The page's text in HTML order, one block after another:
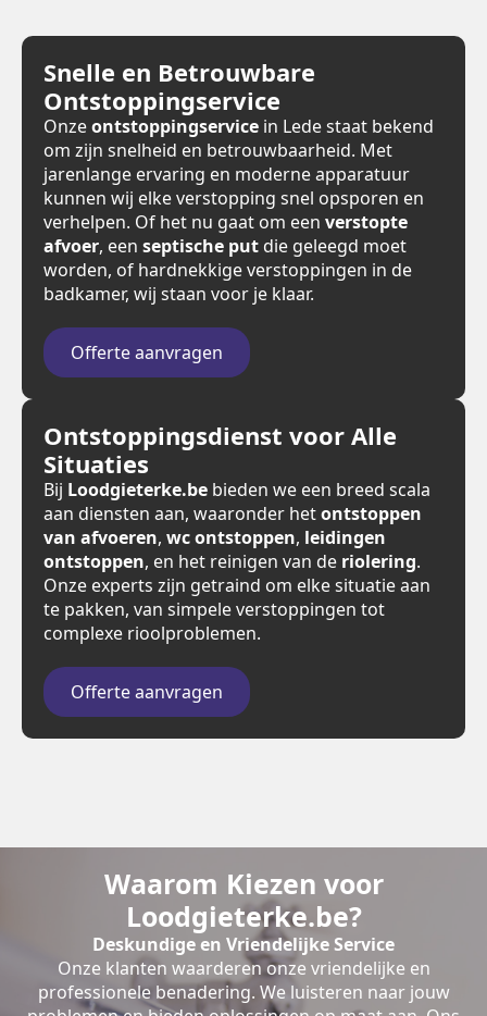
Snelle en Betrouwbare
Ontstoppingservice
Onzeontstoppingservice in Lede staat bekend
om zijn snelheid en betrouwbaarheid. Met
jarenlange ervaring en moderne apparatuur
kunnen wij elke verstopping snel opsporen en
verhelpen. Of het nu gaat om een verstopte
afvoer, een septische put die geleegd moet
worden, of hardnekkige verstoppingen in de
badkamer, wij staan voor je klaar.
Offerte aanvragen
Ontstoppingsdienst voor Alle
Situaties
Bij Loodgieterke.be bieden we een breed scala
aan diensten aan, waaronder hetontstoppen
van afvoeren, wc ontstoppen, leidingen
ontstoppen, en het reinigen van de riolering.
Onze experts zijn getraind om elke situatie aan
te pakken, van simpele verstoppingen tot
complexe rioolproblemen.
Offerte aanvragen
Waarom Kiezen voor
Loodgieterke.be?
Deskundige en Vriendelijke Service
Onze klanten waarderen onze vriendelijke en
professionele benadering. We luisteren naar jouw